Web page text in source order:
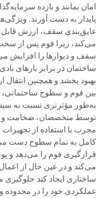
امان بمانند و بازده
پایدار به دست آورند.
عایق‌بندی سقف، ارزش قابل
می‌کند، زیرا فوم پس از
سقف و دیوارها را افزایش
ساختمان در برابر بارهای
بهبود بخشد و همچنین
بین فوم و سطوح ساختمانی،
به‌طور مؤثرتری نسبت به
توسط متخصصان، ضخامت و
مجرب با استفاده از
کامل به تمام سطوح دست
قرارگیری فوم را می‌دهد و
می‌کند و در عین حال از
ساختاری ایجاد کند
عملکردی خود را در محدوده